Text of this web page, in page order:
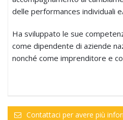
delle performances individuali
Ha sviluppato le sue
come dipendente di aziende
nonché come imprenditore e
Contattaci per avere più